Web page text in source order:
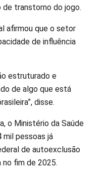
transtorno do jogo.
afirmou que o setor
de influência
estruturado e
de algo que está
disse.
o Ministério da Saúde
mil pessoas já
de autoexclusão
no fim de 2025.